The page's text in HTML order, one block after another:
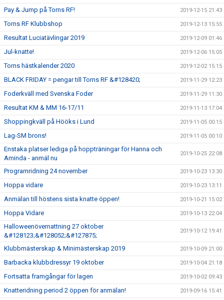
Pay & Jump på Torns RF! 2019-12-15 21:43
Torns RF Klubbshop 2019-12-13 15:55
Resultat Luciatävlingar 2019 2019-12-09 01:46
Jul-knatte! 2019-12-06 15:05
Torns hästkalender 2020 2019-12-02 15:15
BLACK FRIDAY = pengar till Torns RF &#128420; 2019-11-29 12:23
Foderkväll med Svenska Foder 2019-11-29 11:30
Resultat KM & MM 16-17/11 2019-11-13 17:04
Shoppingkväll på Hööks i Lund 2019-11-05 00:15
Lag-SM brons! 2019-11-05 00:10
Enstaka platser lediga på hoppträningar för Hanna och
Aminda - anmäl nu
2019-10-25 22:08
Programridning 24 november 2019-10-23 13:30
Hoppa vidare 2019-10-23 13:11
Anmälan till höstens sista knatte öppen! 2019-10-21 15:02
Hoppa Vidare 2019-10-13 22:04
Halloweenövernattning 27 oktober
&#128123;&#128052;&#127875;
2019-10-12 19:41
Klubbmästerskap & Minimästerskap 2019 2019-10-09 21:00
Barbacka klubbdressyr 19 oktober 2019-10-04 21:18
Fortsatta framgångar för lagen 2019-10-02 09:43
Knatteridning period 2 öppen för anmälan! 2019-09-16 15:41